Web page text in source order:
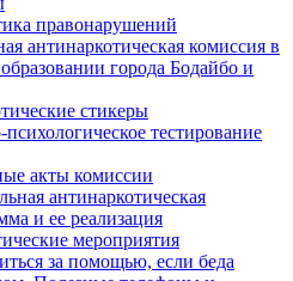
правонарушений
антинаркотическая комиссия в
города Бодайбо и
стикеры
тестирование
акты комиссии
антинаркотическая
и ее реализация
мероприятия
за помощью, если беда